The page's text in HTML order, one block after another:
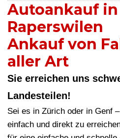
Autoankauf in
Raperswilen
Ankauf von
aller Art
Sie erreichen uns
Landesteilen!
Sei es in Zürich oder in Genf
einfach und direkt zu